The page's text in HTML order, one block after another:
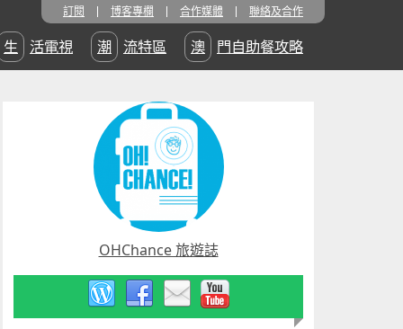
訂閱 博客專欄 合作媒體 聯絡及合作
生活電視 潮流特區 澳門自助餐攻略
OHChance 旅遊誌